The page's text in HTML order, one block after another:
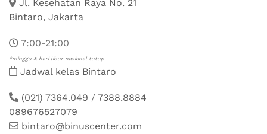
Jl. Kesehatan Raya No. 21
Bintaro, Jakarta
7:00-21:00
*minggu & hari libur nasional tutup
Jadwal kelas Bintaro
(021) 7364.049 / 7388.8884
089676527079
bintaro@binuscenter.com